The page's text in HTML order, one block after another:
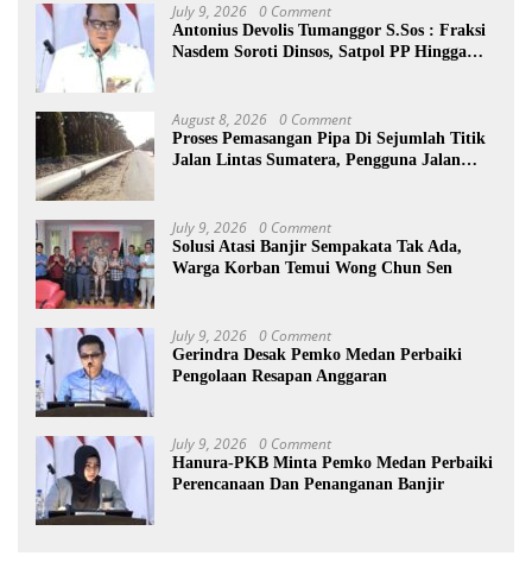
July 9, 2026 0 Comment
Antonius Devolis Tumanggor S.Sos : Fraksi
Nasdem Soroti Dinsos, Satpol PP Hingga
August 8, 2026 0 Comment
Proses Pemasangan Pipa Di Sejumlah Titik
Jalan Lintas Sumatera, Pengguna Jalan
July 9, 2026 0 Comment
Solusi Atasi Banjir Sempakata Tak Ada,
Warga Korban Temui Wong Chun Sen
July 9, 2026 0 Comment
Gerindra Desak Pemko Medan Perbaiki
Pengolaan Resapan Anggaran
July 9, 2026 0 Comment
Hanura-PKB Minta Pemko Medan Perbaiki
Perencanaan Dan Penanganan Banjir